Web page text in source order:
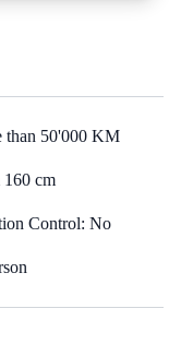
than 50'000 KM
cm
Control: No